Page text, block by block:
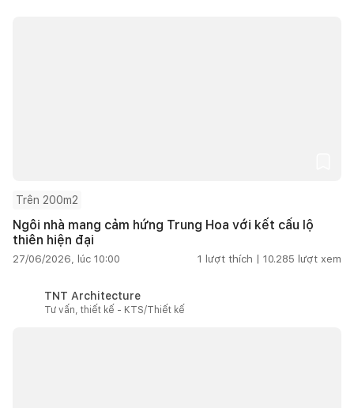
Trên 200m2
Ngôi nhà mang cảm hứng Trung Hoa với kết cấu lộ
thiên hiện đại
27/06/2026, lúc 10:00 1 lượt thích | 10.285 lượt xem
TNT Architecture
Tư vấn, thiết kế - KTS/Thiết kế